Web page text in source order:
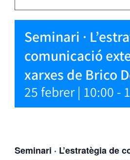
Seminari ·
comunicació
xarxes de Brico
25 febrer | 10:00 -
Seminari · L’estratègia de